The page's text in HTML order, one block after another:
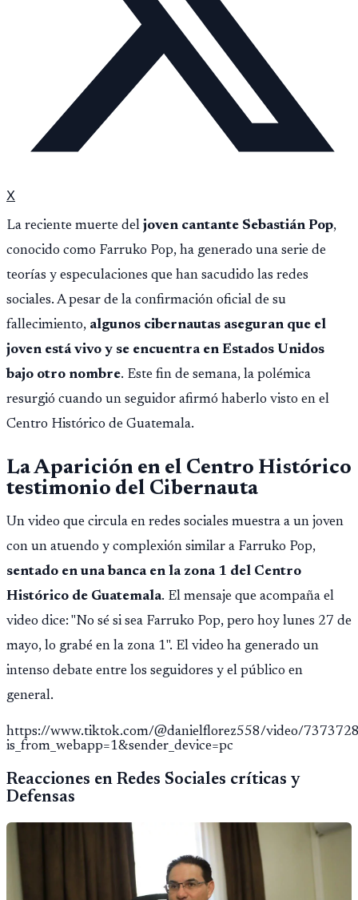
X
La reciente muerte del joven cantante Sebastián Pop,
conocido como Farruko Pop, ha generado una serie de
teorías y especulaciones que han sacudido las redes
sociales. A pesar de la confirmación oficial de su
fallecimiento, algunos cibernautas aseguran que el
joven está vivo y se encuentra en Estados Unidos
bajo otro nombre. Este fin de semana, la polémica
resurgió cuando un seguidor afirmó haberlo visto en el
Centro Histórico de Guatemala.
La Aparición en el Centro Histórico
testimonio del Cibernauta
Un video que circula en redes sociales muestra a un joven
con un atuendo y complexión similar a Farruko Pop,
sentado en una banca en la zona 1 del Centro
Histórico de Guatemala. El mensaje que acompaña el
video dice: "No sé si sea Farruko Pop, pero hoy lunes 27 de
mayo, lo grabé en la zona 1". El video ha generado un
intenso debate entre los seguidores y el público en
general.
https://www.tiktok.com/@danielflorez558/video/
is_from_webapp=1&sender_device=pc
Reacciones en Redes Sociales críticas y
Defensas